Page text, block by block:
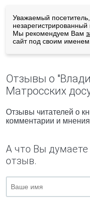
Уважаемый
незарегистрированный
Мы рекомендуем Вам
сайт под своим именем.
Отзывы о
Матросских
Отзывы читателей о
комментарии и
А что Вы думаете
отзыв.